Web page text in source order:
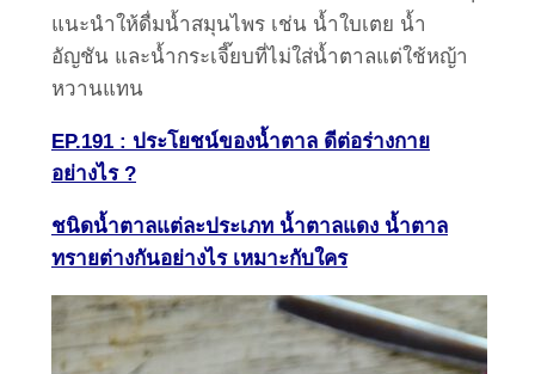
แนะนำให้ดื่มน้ำสมุนไพร เช่น น้ำใบเตย น้ำ
อัญชัน และน้ำกระเจี๊ยบที่ไม่ใส่น้ำตาลแต่ใช้หญ้า
หวานแทน
EP.191 : ประโยชน์ของน้ำตาล ดีต่อร่างกาย
อย่างไร ?
ชนิดน้ำตาลแต่ละประเภท น้ำตาลแดง น้ำตาล
ทรายต่างกันอย่างไร เหมาะกับใคร